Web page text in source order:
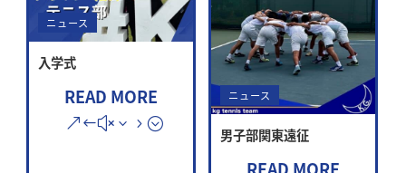
ニュース
入学式
READ MORE ニュース
男子部関東遠征
READ MORE